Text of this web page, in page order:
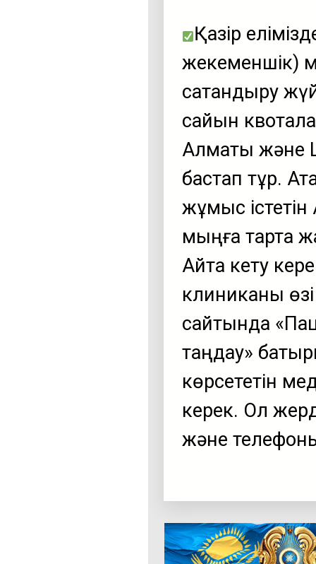
Қазір
жекеменшік)
сақтандыру
сайын
Алматы және
бастап тұр.
жұмыс
мыңға тарта
Айта кету
клиниканы
сайтында
таңдау»
көрсететін
керек. Ол
және